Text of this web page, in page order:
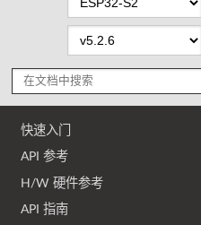
快速入门
API 参考
H/W 硬件参考
API 指南